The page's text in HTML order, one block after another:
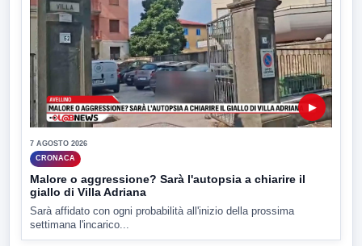
▶
7 AGOSTO 2026
CRONACA
Malore o aggressione? Sarà l'autopsia a chiarire il
giallo di Villa Adriana
Sarà affidato con ogni probabilità all'inizio della prossima
settimana l'incarico...